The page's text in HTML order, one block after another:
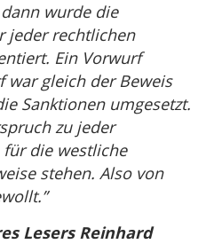
wurde die
jeder rechtlichen
Ein Vorwurf
war gleich der Beweis
Sanktionen umgesetzt.
zu jeder
für die westliche
stehen. Also von
Lesers Reinhard